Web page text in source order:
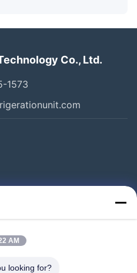
Co., Ltd.
1573
AM
looking for?